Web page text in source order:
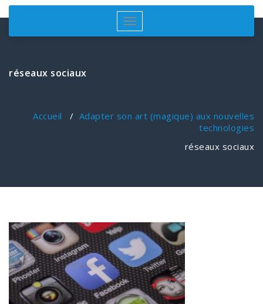
Afficher/masquer
la
réseaux sociaux
Accueil / Adapter son art (magique) aux nouvelles
technologies
réseaux sociaux